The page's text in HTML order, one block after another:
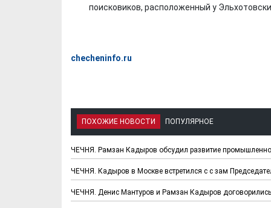
поисковиков, расположенный у
checheninfo.ru
ПОХОЖИЕ НОВОСТИ ПОПУЛЯРНОЕ
ЧЕЧНЯ. Рамзан Кадыров обсудил развитие
ЧЕЧНЯ. Кадыров в Москве встретился с с зам
ЧЕЧНЯ. Денис Мантуров и Рамзан Кадыров
из романа «1овда»)